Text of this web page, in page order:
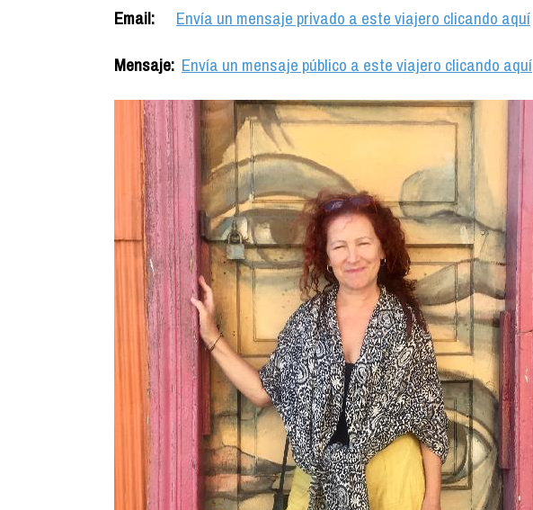
Email:
Envía un mensaje privado a este viajero clicando aquí
Mensaje: Envía un mensaje público a este viajero clicando aquí